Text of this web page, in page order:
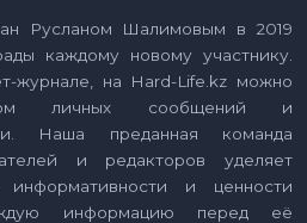
Русланом Шалимовым в 2019
каждому новому участнику.
журнале, на Hard-Life.kz можно
личных сообщений и
Наша преданная команда
и редакторов уделяет
информативности и ценности
информацию перед её